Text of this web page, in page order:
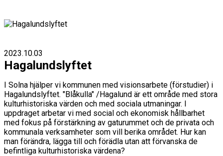
2023.10.03
Hagalundslyftet
I Solna hjälper vi kommunen med visionsarbete (förstudier) i
Hagalundslyftet. "Blåkulla" /Hagalund är ett område med stora
kulturhistoriska värden och med sociala utmaningar. I
uppdraget arbetar vi med social och ekonomisk hållbarhet
med fokus på förstärkning av gaturummet och de privata och
kommunala verksamheter som vill berika området. Hur kan
man förändra, lägga till och förädla utan att förvanska de
befintliga kulturhistoriska värdena?